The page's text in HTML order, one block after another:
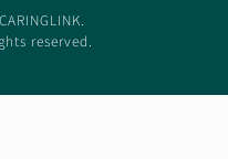
reserved.